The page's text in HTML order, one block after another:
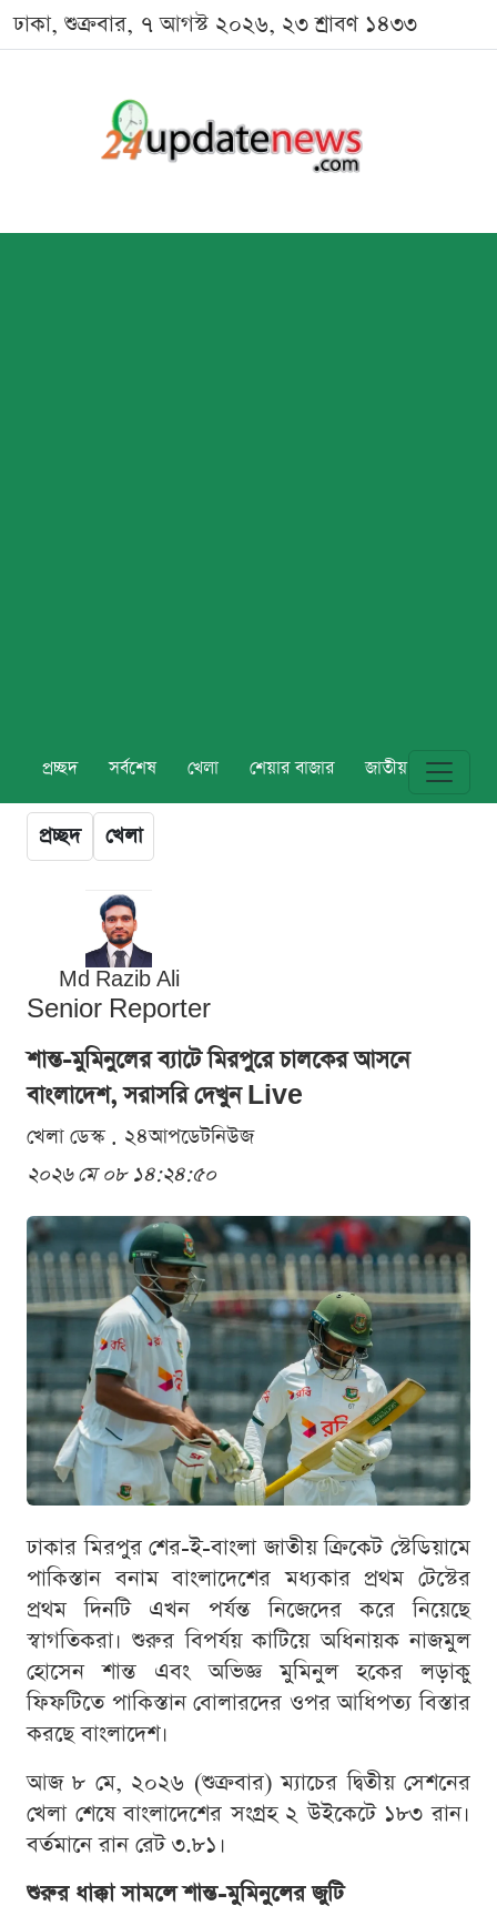
ঢাকা, শুক্রবার, ৭ আগস্ট ২০২৬, ২৩ শ্রাবণ ১৪৩৩
প্রচ্ছদ সর্বশেষ খেলা শেয়ার বাজার জাতীয় বিশ্ব
প্রচ্ছদ খেলা
Md Razib Ali
Senior Reporter
শান্ত-মুমিনুলের ব্যাটে মিরপুরে চালকের আসনে
বাংলাদেশ, সরাসরি দেখুন Live
খেলা ডেস্ক . ২৪আপডেটনিউজ
২০২৬ মে ০৮ ১৪:২৪:৫০
ঢাকার মিরপুর শের-ই-বাংলা জাতীয় ক্রিকেট স্টেডিয়ামে
পাকিস্তান বনাম বাংলাদেশের মধ্যকার প্রথম টেস্টের
প্রথম দিনটি এখন পর্যন্ত নিজেদের করে নিয়েছে
স্বাগতিকরা। শুরুর বিপর্যয় কাটিয়ে অধিনায়ক নাজমুল
হোসেন শান্ত এবং অভিজ্ঞ মুমিনুল হকের লড়াকু
ফিফটিতে পাকিস্তান বোলারদের ওপর আধিপত্য বিস্তার
করছে বাংলাদেশ।
আজ ৮ মে, ২০২৬ (শুক্রবার) ম্যাচের দ্বিতীয় সেশনের
খেলা শেষে বাংলাদেশের সংগ্রহ ২ উইকেটে ১৮৩ রান।
বর্তমানে রান রেট ৩.৮১।
শুরুর ধাক্কা সামলে শান্ত-মুমিনুলের জুটি